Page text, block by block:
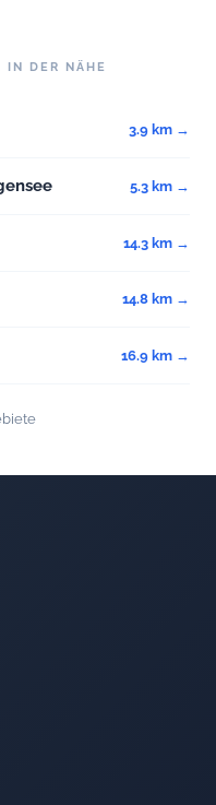
IN DER NÄHE
3.9 km →
5.3 km →
14.3 km →
14.8 km →
16.9 km →